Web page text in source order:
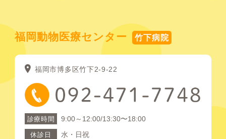
福岡動物医療センター 竹下病院
福岡市博多区竹下2-9-22
診療時間 9:00～12:00/13:30〜18:00
休診日 水・日祝